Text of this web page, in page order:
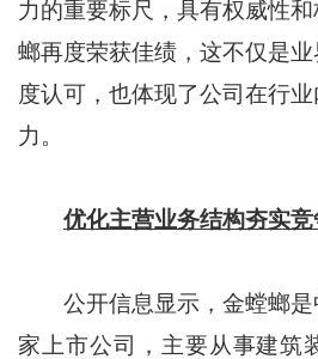
力的重要标尺，具有权威性
螂再度荣获佳绩，这不仅是
度认可，也体现了公司在行
力。
优化主营业务结构夯实竞
公开信息显示，金螳螂是
家上市公司，主要从事建筑